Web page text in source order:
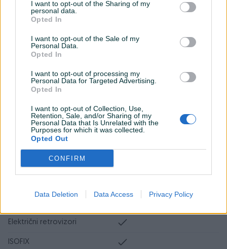
I want to opt-out of the Sharing of my
personal data.
Opted In
I want to opt-out of the Sale of my
Personal Data.
Opted In
I want to opt-out of processing my
Personal Data for Targeted Advertising.
Opted In
I want to opt-out of Collection, Use,
Retention, Sale, and/or Sharing of my
Personal Data that Is Unrelated with the
Purposes for which it was collected.
Opted Out
CONFIRM
Data Deletion Data Access Privacy Policy
Touch screen (ekran)
USB port
Tempomat
Senzor kiše
Start-Stop sistem
Hill assist
El. podizači stakala
Električni retrovizori
ISOFIX